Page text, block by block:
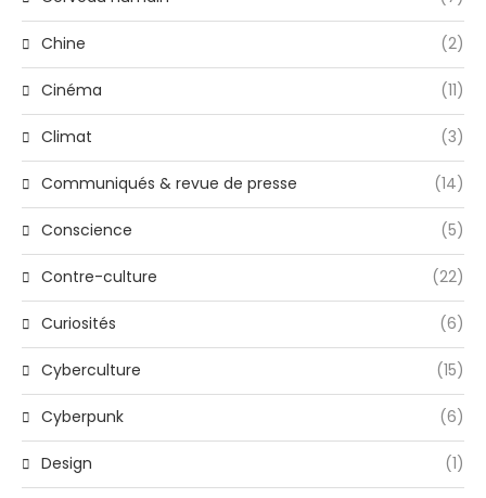
Chine (2)
Cinéma (11)
Climat (3)
Communiqués & revue de presse (14)
Conscience (5)
Contre-culture (22)
Curiosités (6)
Cyberculture (15)
Cyberpunk (6)
Design (1)